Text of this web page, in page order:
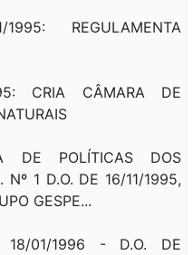
REGULAMENTA
CRIA CÂMARA DE
DE POLÍTICAS DOS
Nº 1 D.O. DE 16/11/1995,
GESPE...
18/01/1996 - D.O. DE